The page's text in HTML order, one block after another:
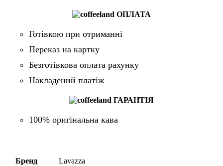
ОПЛАТА
Готівкою при отриманні
Переказ на картку
Безготівкова оплата рахунку
Накладений платіж
ГАРАНТІЯ
100% оригінальна кава
Бренд Lavazza